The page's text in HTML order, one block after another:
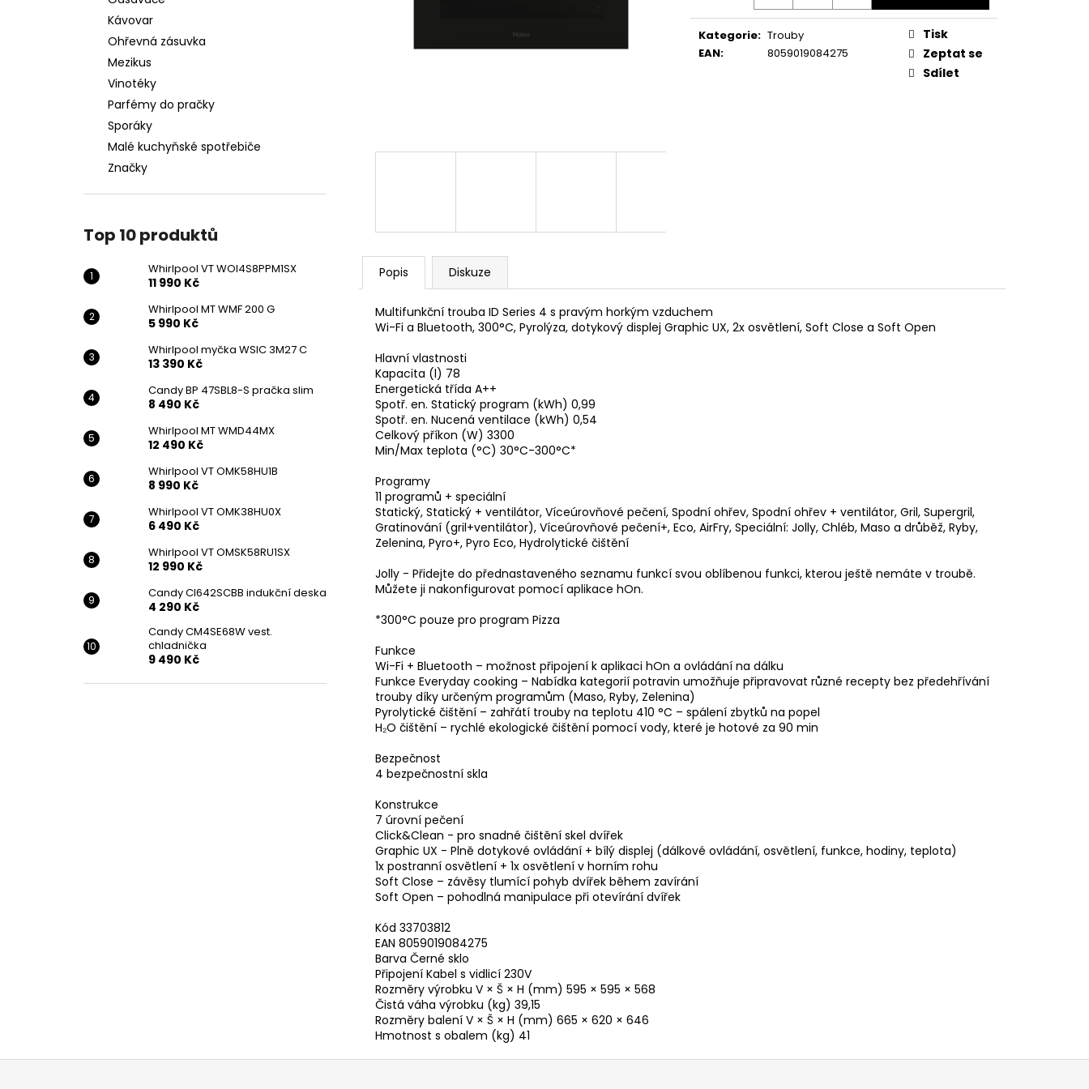
Kávovar
Ohřevná zásuvka
Mezikus
Vinotéky
Parfémy do pračky
Sporáky
Malé kuchyňské spotřebiče
Značky
Top 10 produktů
Whirlpool VT WOI4S8PPM1SX
11 990 Kč
Whirlpool MT WMF 200 G
5 990 Kč
Whirlpool myčka WSIC 3M27 C
13 390 Kč
Candy BP 47SBL8-S pračka slim
8 490 Kč
Whirlpool MT WMD44MX
12 490 Kč
Whirlpool VT OMK58HU1B
8 990 Kč
Whirlpool VT OMK38HU0X
6 490 Kč
Whirlpool VT OMSK58RU1SX
12 990 Kč
Candy CI642SCBB indukční deska
4 290 Kč
Candy CM4SE68W vest.
chladnička
9 490 Kč
Kategorie: Trouby
EAN: 8059019084275
Tisk
Zeptat se
Sdílet
Popis Diskuze
Multifunkční trouba ID Series 4 s pravým horkým vzduchem
Wi-Fi a Bluetooth, 300°C, Pyrolýza, dotykový displej Graphic UX, 2x osvětlení, Soft Close a Soft Open
Hlavní vlastnosti
Kapacita (l) 78
Energetická třída A++
Spotř. en. Statický program (kWh) 0,99
Spotř. en. Nucená ventilace (kWh) 0,54
Celkový příkon (W) 3300
Min/Max teplota (°C) 30°C-300°C*
Programy
11 programů + speciální
Statický, Statický + ventilátor, Víceúrovňové pečení, Spodní ohřev, Spodní ohřev + ventilátor, Gril, Supergril,
Gratinování (gril+ventilátor), Víceúrovňové pečení+, Eco, AirFry, Speciální: Jolly, Chléb, Maso a drůběž, Ryby,
Zelenina, Pyro+, Pyro Eco, Hydrolytické čištění
Jolly - Přidejte do přednastaveného seznamu funkcí svou oblíbenou funkci, kterou ještě nemáte v troubě.
Můžete ji nakonfigurovat pomocí aplikace hOn.
*300°C pouze pro program Pizza
Funkce
Wi-Fi + Bluetooth – možnost připojení k aplikaci hOn a ovládání na dálku
Funkce Everyday cooking – Nabídka kategorií potravin umožňuje připravovat různé recepty bez předehřívání
trouby díky určeným programům (Maso, Ryby, Zelenina)
Pyrolytické čištění – zahřátí trouby na teplotu 410 °C – spálení zbytků na popel
H₂O čištění – rychlé ekologické čištění pomocí vody, které je hotové za 90 min
Bezpečnost
4 bezpečnostní skla
Konstrukce
7 úrovní pečení
Click&Clean - pro snadné čištění skel dvířek
Graphic UX - Plně dotykové ovládání + bílý displej (dálkové ovládání, osvětlení, funkce, hodiny, teplota)
1x postranní osvětlení + 1x osvětlení v horním rohu
Soft Close – závěsy tlumící pohyb dvířek během zavírání
Soft Open – pohodlná manipulace při otevírání dvířek
Kód 33703812
EAN 8059019084275
Barva Černé sklo
Připojení Kabel s vidlicí 230V
Rozměry výrobku V × Š × H (mm) 595 × 595 × 568
Čistá váha výrobku (kg) 39,15
Rozměry balení V × Š × H (mm) 665 × 620 × 646
Hmotnost s obalem (kg) 41
WHIRLPOOL VT WOI4S8PPM1SX
11 990 Kč
Z